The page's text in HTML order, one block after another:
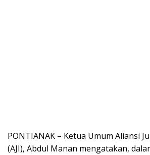
PONTIANAK – Ketua Umum Aliansi
(AJI), Abdul Manan mengatakan,